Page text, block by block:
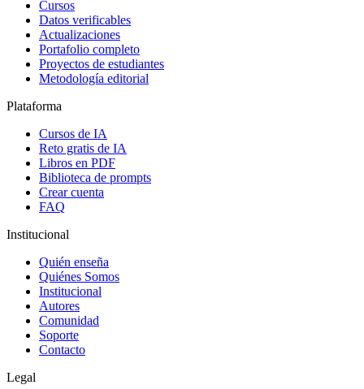
Cursos
Datos verificables
Actualizaciones
Portafolio completo
Proyectos de estudiantes
Metodología editorial
Plataforma
Cursos de IA
Reto gratis de IA
Libros en PDF
Biblioteca de prompts
Crear cuenta
FAQ
Institucional
Quién enseña
Quiénes Somos
Institucional
Autores
Comunidad
Soporte
Contacto
Legal